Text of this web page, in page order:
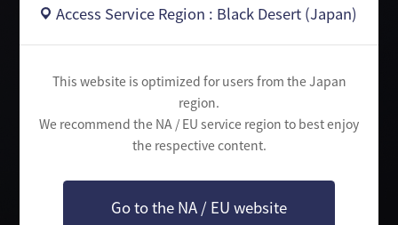
Access Service Region : Black Desert (Japan)
This website is optimized for users from the Japan
region.
We recommend the NA / EU service region to best enjoy
the respective content.
Go to the NA / EU website
新ワールドボス「ガーモス」が追加されました。